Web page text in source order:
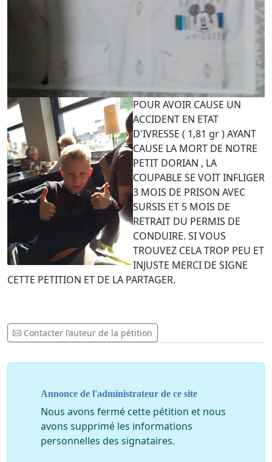
POUR AVOIR CAUSE UN
ACCIDENT EN ETAT
D'IVRESSE ( 1,81 gr ) AYANT
CAUSE LA MORT DE NOTRE
PETIT DORIAN , LA
COUPABLE SE VOIT INFLIGER
3 MOIS DE PRISON AVEC
SURSIS ET 5 MOIS DE
RETRAIT DU PERMIS DE
CONDUIRE. SI VOUS
TROUVEZ CELA TROP PEU ET
INJUSTE MERCI DE SIGNE
CETTE PETITION ET DE LA PARTAGER.
Contacter l’auteur de la pétition
Annonce de l'administrateur de ce site
Nous avons fermé cette pétition et nous
avons supprimé les informations
personnelles des signataires.